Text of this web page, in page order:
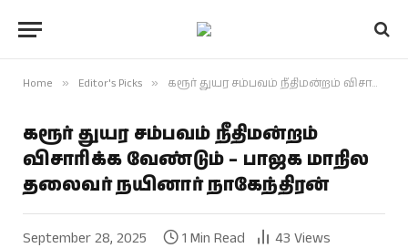
Home » Editor's Picks » கரூர் துயர சம்பவம் நீதிமன்றம் விசாரிக்க வேண்டும் – பாஜக மாநில தலைவர் நயினார் நாகேந்திரன்
கரூர் துயர சம்பவம் நீதிமன்றம்
விசாரிக்க வேண்டும் – பாஜக மாநில
தலைவர் நயினார் நாகேந்திரன்
September 28, 2025 1 Min Read 43 Views